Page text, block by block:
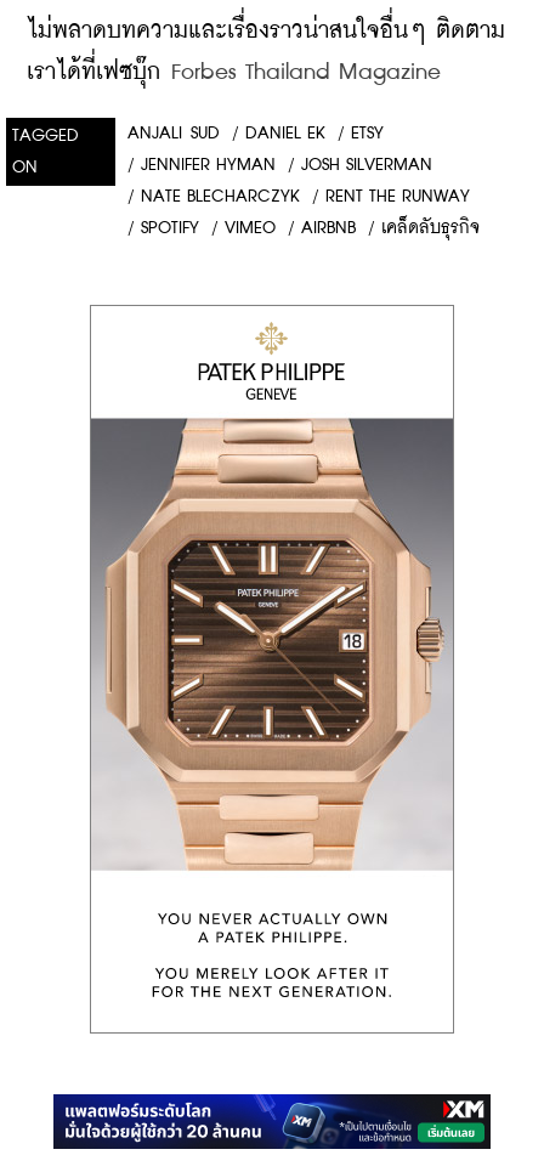
ไม่พลาดบทความและเรื่องราวน่าสนใจอื่นๆ ติดตาม
เราได้ที่เฟซบุ๊ก Forbes Thailand Magazine
TAGGED
ON
ANJALI SUD / DANIEL EK / ETSY
/ JENNIFER HYMAN / JOSH SILVERMAN
/ NATE BLECHARCZYK / RENT THE RUNWAY
/ SPOTIFY / VIMEO / AIRBNB / เคล็ดลับธุรกิจ